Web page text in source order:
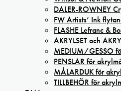
DALER-ROWNEY
FW Artists’ Ink
FLASHE Lefranc &
AKRYLSET och
MEDIUM/GESSO
PENSLAR för
MÅLARDUK för
TILLBEHÖR för